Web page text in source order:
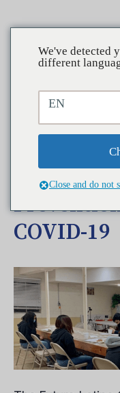
Futuro
Adapts
COVID-19
We've detected
different
EN
Close and do not